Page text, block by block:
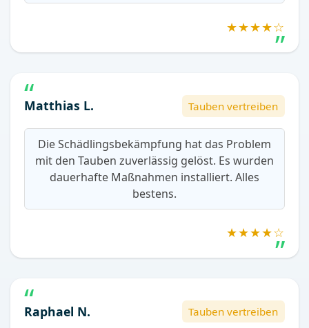
★★★★☆
Matthias L. Tauben vertreiben
Die Schädlingsbekämpfung hat das Problem
mit den Tauben zuverlässig gelöst. Es wurden
dauerhafte Maßnahmen installiert. Alles
bestens.
★★★★☆
Raphael N. Tauben vertreiben